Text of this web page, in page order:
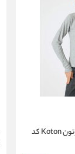
بافت یقه اسکی زنانه کوتون Koton کد